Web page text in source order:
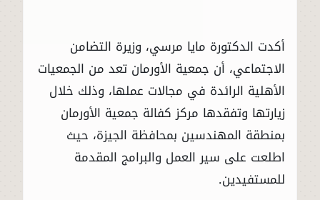
أكدت الدكتورة مايا مرسي، وزيرة التضامن
الاجتماعي، أن جمعية الأورمان تعد من الجمعيات
الأهلية الرائدة في مجالات عملها، وذلك خلال
زيارتها وتفقدها مركز كفالة جمعية الأورمان
بمنطقة المهندسين بمحافظة الجيزة، حيث
اطلعت على سير العمل والبرامج المقدمة
للمستفيدين.